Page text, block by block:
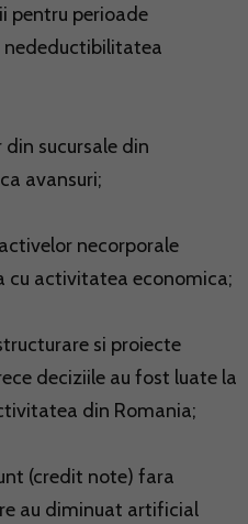
pentru perioade
nedeductibilitatea
sucursale din
avansuri;
necorporale
cu activitatea economica;
si proiecte
deciziile au fost luate la
din Romania;
(credit note) fara
au diminuat artificial